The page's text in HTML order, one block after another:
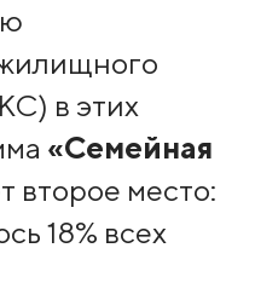
в этих
«Семейная
второе место:
18% всех